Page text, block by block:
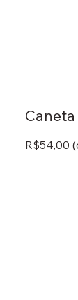
Caneta
R$54,00